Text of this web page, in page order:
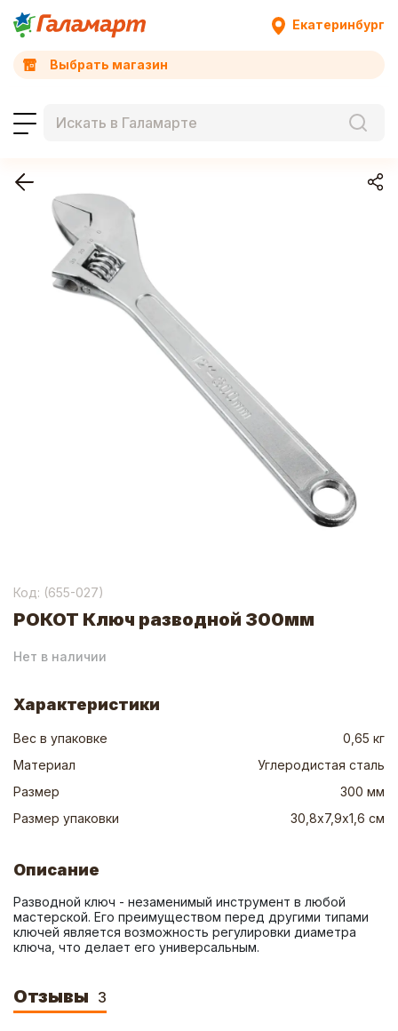
Екатеринбург
Выбрать магазин
Код: (655-027)
РОКОТ Ключ разводной 300мм
Нет в наличии
Характеристики
Вес в упаковке
0,65 кг
Материал
Углеродистая сталь
Размер
300 мм
Размер упаковки
30,8х7,9х1,6 см
Описание
Разводной ключ - незаменимый инструмент в любой
мастерской. Его преимуществом перед другими типами
ключей является возможность регулировки диаметра
ключа, что делает его универсальным.
Отзывы 3